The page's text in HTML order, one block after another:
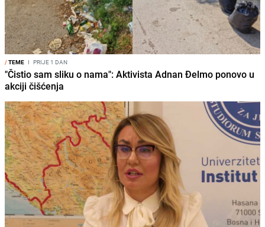
/TEME I PRIJE 1 DAN
"Čistio sam sliku o nama": Aktivista Adnan Đelmo ponovo u
akciji čišćenja